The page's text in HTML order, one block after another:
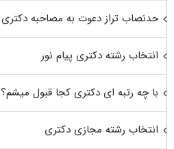
حدنصاب تراز دعوت به مصاحبه دکتری
انتخاب رشته دکتری پیام نور
با چه رتبه ای دکتری کجا قبول میشم؟
انتخاب رشته مجازی دکتری